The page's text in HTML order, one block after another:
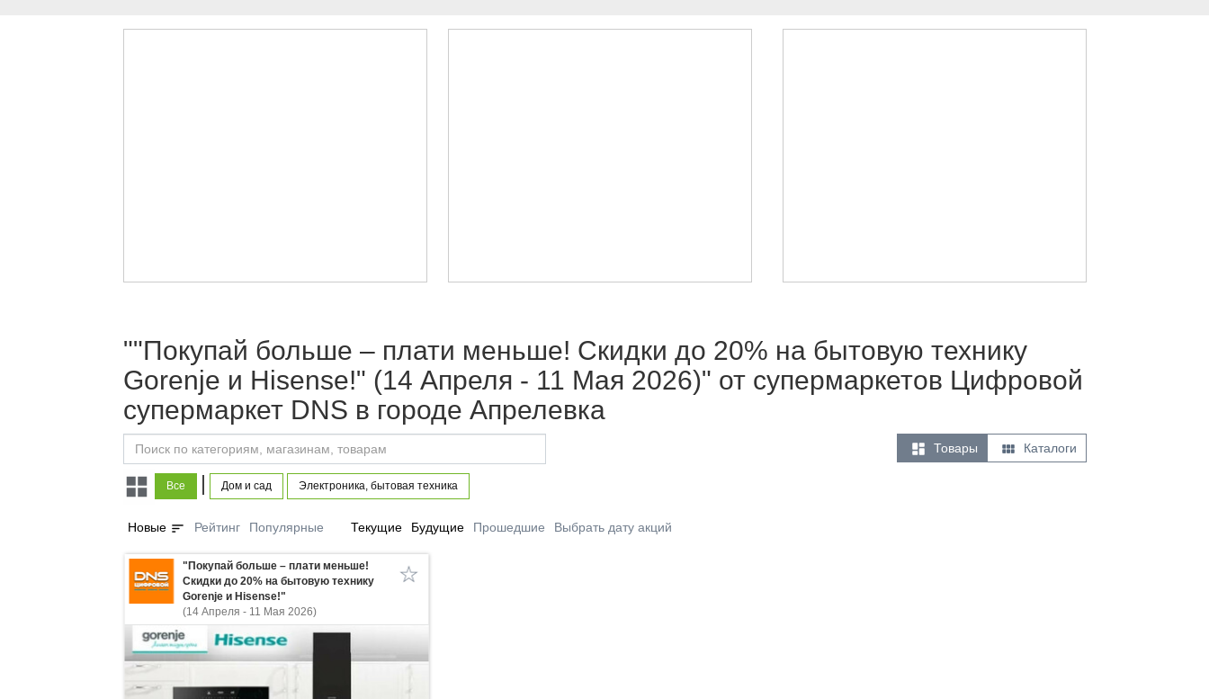
""Покупай больше – плати меньше! Скидки до 20% на бытовую технику
Gorenje и Hisense!" (14 Апреля - 11 Мая 2026)" от супермаркетов Цифровой
супермаркет DNS в городе Апрелевка
 Товары  Каталоги
Все | Дом и сад Электроника, бытовая техника
Новые sort Рейтинг Популярные Текущие Будущие Прошедшие Выбрать дату акций
"Покупай больше – плати меньше!
Скидки до 20% на бытовую технику
Gorenje и Hisense!"
(14 Апреля - 11 Мая 2026)